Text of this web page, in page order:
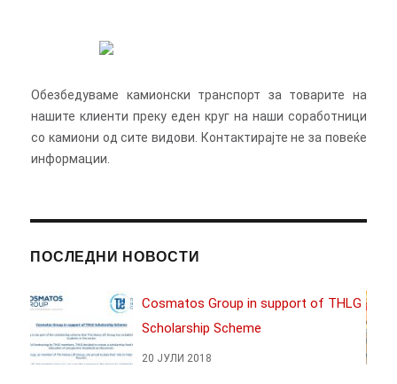
Обезбедуваме камионски транспорт за товарите на
нашите клиенти преку еден круг на наши соработници
со камиони од сите видови. Контактирајте не за повеќе
информации.
ПОСЛЕДНИ НОВОСТИ
Cosmatos Group in support of THLG
Scholarship Scheme
20 ЈУЛИ 2018